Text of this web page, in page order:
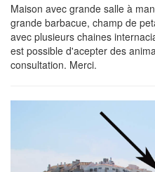
Maison avec grande salle à
grande barbacue, champ de
avec plusieurs chaines
est possible d'acepter des
consultation. Merci.